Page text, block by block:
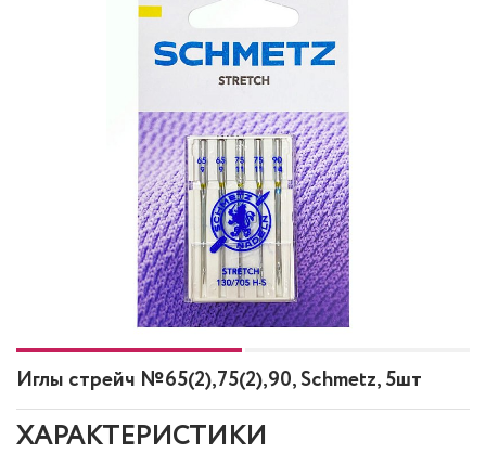
Иглы стрейч №65(2),75(2),90, Schmetz, 5шт
ХАРАКТЕРИСТИКИ